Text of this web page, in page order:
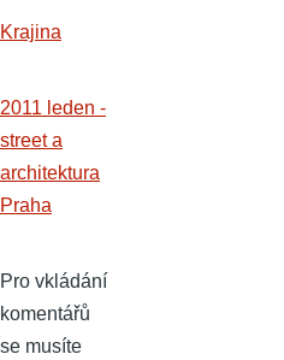
Krajina
2011 leden -
street a
architektura
Praha
Pro vkládání
komentářů
se musíte